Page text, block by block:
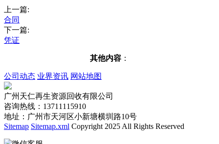
上一篇:
合同
下一篇:
凭证
其他内容 ：
公司动态 业界资讯 网站地图
广州天仁再生资源回收有限公司
咨询热线：13711115910
地址：广州市天河区小新塘横圳路10号
Sitemap Sitemap.xml Copyright 2025 All Rights Reserved